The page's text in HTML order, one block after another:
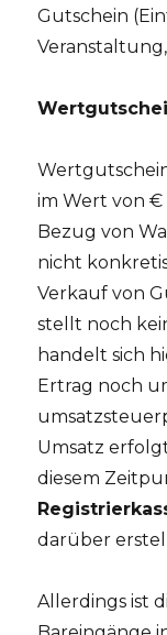
Gutschein
im Wert von
Bezug von
nicht
Verkauf von
stellt noch
handelt sich
Ertrag noch
Umsatz
diesem
darüber
Allerdings ist